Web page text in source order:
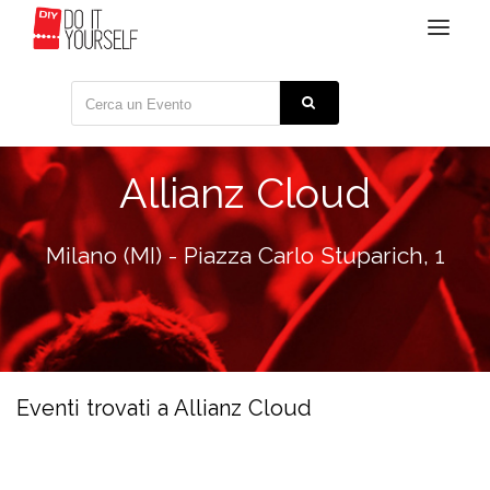
Toggle
Allianz Cloud
Milano (MI) - Piazza Carlo Stuparich, 1
Eventi trovati a Allianz Cloud